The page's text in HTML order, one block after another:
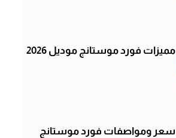
مميزات فورد موستانج موديل 2026
سعر ومواصفات فورد موستانج